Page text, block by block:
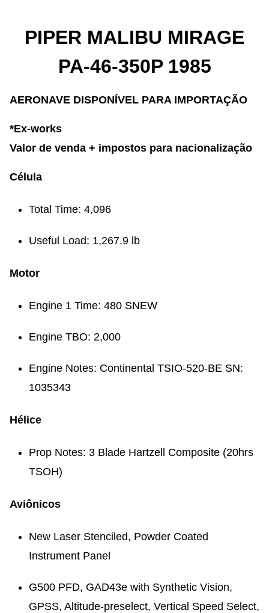
PIPER MALIBU MIRAGE
PA-46-350P 1985
AERONAVE DISPONÍVEL PARA IMPORTAÇÃO
*Ex-works
Valor de venda + impostos para nacionalização
Célula
Total Time: 4,096
Useful Load: 1,267.9 lb
Motor
Engine 1 Time: 480 SNEW
Engine TBO: 2,000
Engine Notes: Continental TSIO-520-BE SN:
1035343
Hélice
Prop Notes: 3 Blade Hartzell Composite (20hrs
TSOH)
Aviônicos
New Laser Stenciled, Powder Coated
Instrument Panel
G500 PFD, GAD43e with Synthetic Vision,
GPSS, Altitude-preselect, Vertical Speed Select,